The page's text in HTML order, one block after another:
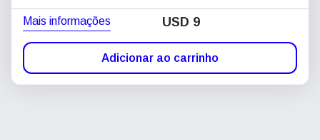
Mais informações USD 9
Adicionar ao carrinho